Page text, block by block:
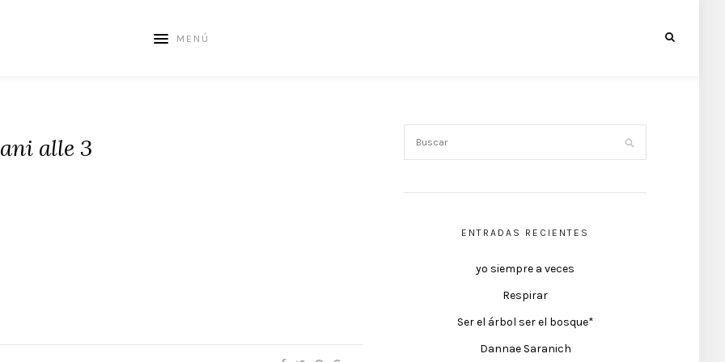
MENÚ
alle 3
ENTRADAS RECIENTES
yo siempre a veces
Respirar
Ser el árbol ser el bosque*
Dannae Saranich